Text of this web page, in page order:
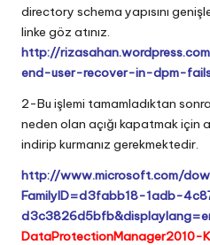
directory schema yapısını
linke göz atınız.
http://
end-user-recover-in-dpm-
2-Bu işlemi tamamladıktan
neden olan açığı kapatmak için
indirip kurmanız gerekmektedir.
http://www.microsoft.com/
FamilyID=d3fabb18-1adb-
DataProtectionManager2010-